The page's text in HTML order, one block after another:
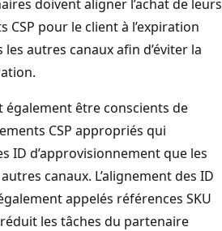
doivent aligner l’achat de leurs
CSP pour le client à l’expiration
autres canaux afin d’éviter la
également être conscients de
CSP appropriés qui
ID d’approvisionnement que les
canaux. L’alignement des ID
appelés références SKU
les tâches du partenaire